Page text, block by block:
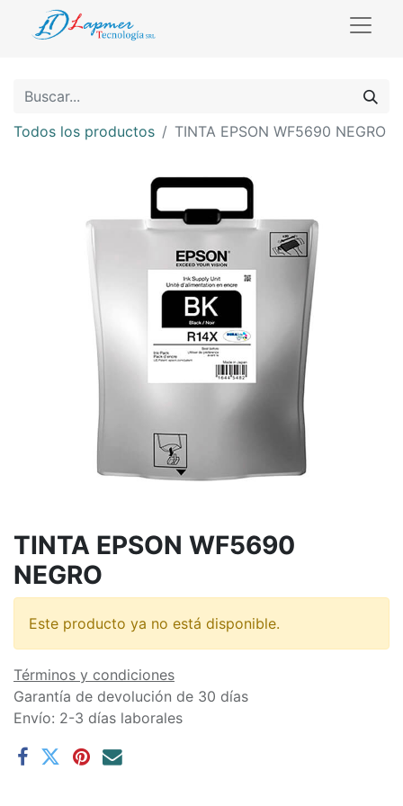
Todos los productos TINTA EPSON WF5690 NEGRO
TINTA EPSON WF5690
NEGRO
Este producto ya no está disponible.
Términos y condiciones
Garantía de devolución de 30 días
Envío: 2-3 días laborales